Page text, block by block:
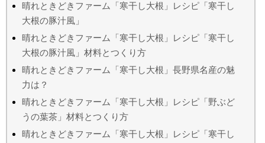
晴れときどきファーム「寒干し大根」レシピ「寒干し
大根の豚汁風」
晴れときどきファーム「寒干し大根」レシピ「寒干し
大根の豚汁風」材料とつくり方
晴れときどきファーム「寒干し大根」長野県名産の魅
力は？
晴れときどきファーム「寒干し大根」レシピ「野ぶど
うの葉茶」材料とつくり方
晴れときどきファーム「寒干し大根」レシピ「寒干し